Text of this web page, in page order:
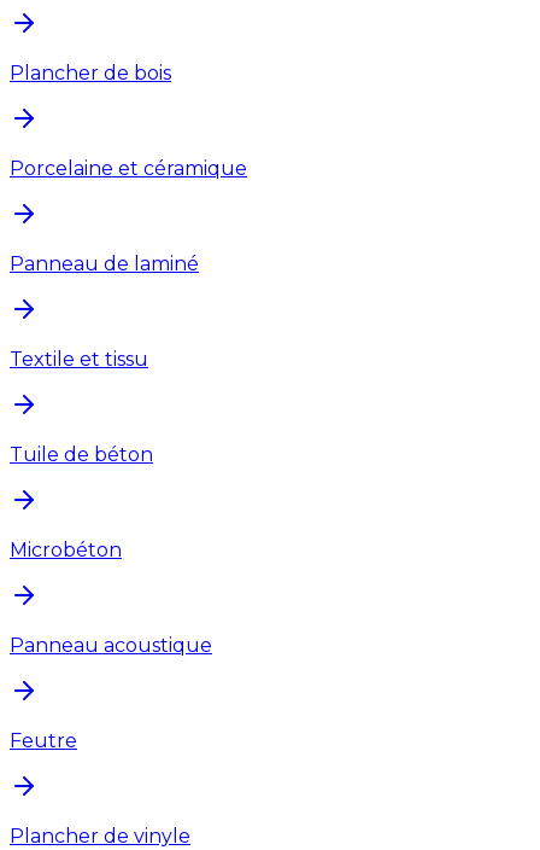
Plancher de bois
Porcelaine et céramique
Panneau de laminé
Textile et tissu
Tuile de béton
Microbéton
Panneau acoustique
Feutre
Plancher de vinyle